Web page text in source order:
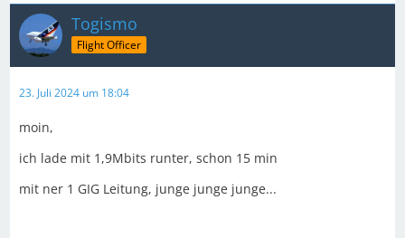
Togismo
Flight Officer
23. Juli 2024 um 18:04
moin,
ich lade mit 1,9Mbits runter, schon 15 min
mit ner 1 GIG Leitung, junge junge junge...